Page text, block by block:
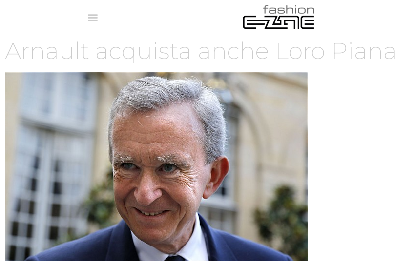
Arnault acquista anche Loro Piana